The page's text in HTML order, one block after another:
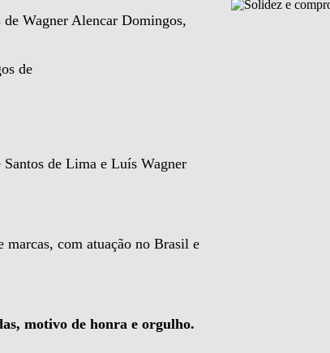
Wagner Alencar Domingos,
de
de Lima e Luís Wagner
marcas, com atuação no Brasil e
motivo de honra e orgulho.